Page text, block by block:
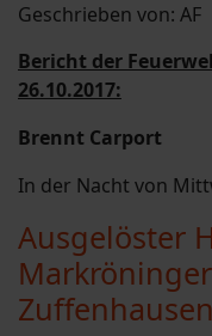
Geschrieben von: AF
Bericht der
26.10.2017:
Brennt Carport
In der Nacht von
Ausgelöster
Zuffenhausen